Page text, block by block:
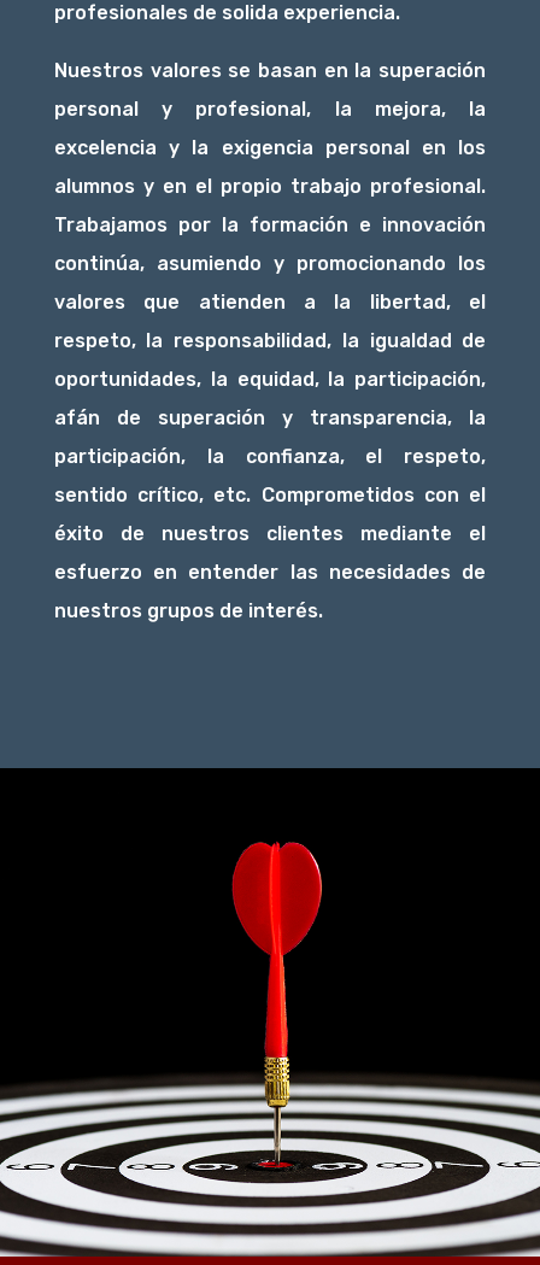
profesionales de solida experiencia.
Nuestros valores se basan en la superación
personal y profesional, la mejora, la
excelencia y la exigencia personal en los
alumnos y en el propio trabajo profesional.
Trabajamos por la formación e innovación
continúa, asumiendo y promocionando los
valores que atienden a la libertad, el
respeto, la responsabilidad, la igualdad de
oportunidades, la equidad, la participación,
afán de superación y transparencia, la
participación, la confianza, el respeto,
sentido crítico, etc. Comprometidos con el
éxito de nuestros clientes mediante el
esfuerzo en entender las necesidades de
nuestros grupos de interés.